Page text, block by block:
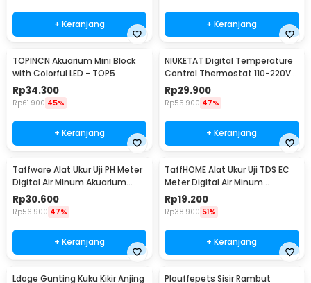
+ Keranjang + Keranjang
TOPINCN Akuarium Mini Block
with Colorful LED - TOP5
Rp34.300
Rp61.900 45%
+ Keranjang
NIUKETAT Digital Temperature
Control Thermostat 110-220V
Sensor - W3230
Rp29.900
Rp55.900 47%
+ Keranjang
Taffware Alat Ukur Uji PH Meter
Digital Air Minum Akuarium
Tester - PH02
Rp30.600
Rp56.900 47%
+ Keranjang
TaffHOME Alat Ukur Uji TDS EC
Meter Digital Air Minum
Akuarium - E-1
Rp19.200
Rp38.900 51%
+ Keranjang
Ldoge Gunting Kuku Kikir Anjing
Plouffepets Sisir Rambut